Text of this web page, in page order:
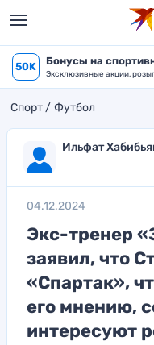
50K Бонусы на
Эксклюзивные акции,
Спорт Футбол
Ильфат
04.12.2024
Экс-тренер
заявил, что
«Спартак»,
его мнению,
интересуют